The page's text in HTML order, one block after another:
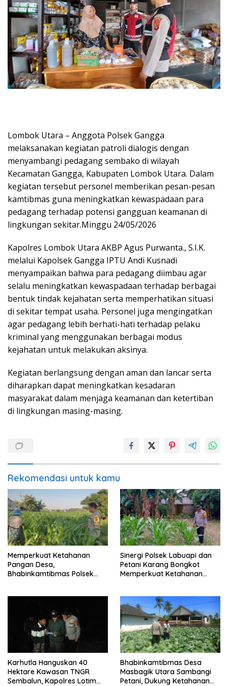
Lombok Utara – Anggota Polsek Gangga
melaksanakan kegiatan patroli dialogis dengan
menyambangi pedagang sembako di wilayah
Kecamatan Gangga, Kabupaten Lombok Utara. Dalam
kegiatan tersebut personel memberikan pesan-pesan
kamtibmas guna meningkatkan kewaspadaan para
pedagang terhadap potensi gangguan keamanan di
lingkungan sekitar.Minggu 24/05/2026
Kapolres Lombok Utara AKBP Agus Purwanta., S.I.K.
melalui Kapolsek Gangga IPTU Andi Kusnadi
menyampaikan bahwa para pedagang diimbau agar
selalu meningkatkan kewaspadaan terhadap berbagai
bentuk tindak kejahatan serta memperhatikan situasi
di sekitar tempat usaha. Personel juga mengingatkan
agar pedagang lebih berhati-hati terhadap pelaku
kriminal yang menggunakan berbagai modus
kejahatan untuk melakukan aksinya.
Kegiatan berlangsung dengan aman dan lancar serta
diharapkan dapat meningkatkan kesadaran
masyarakat dalam menjaga keamanan dan ketertiban
di lingkungan masing-masing.
Rekomendasi untuk kamu
Memperkuat Ketahanan
Pangan Desa,
Bhabinkamtibmas Polsek
Sinergi Polsek Labuapi dan
Petani Karang Bongkot
Memperkuat Ketahanan
Karhutla Hanguskan 40
Hektare Kawasan TNGR
Sembalun, Kapolres Lotim
Bhabinkamtibmas Desa
Masbagik Utara Sambangi
Petani, Dukung Ketahanan